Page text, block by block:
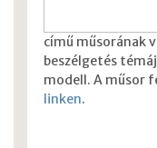
című műsorának
beszélgetés
modell. A műsor
linken.